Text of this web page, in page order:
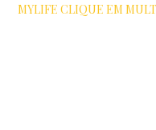
MYLIFE CLIQUE EM